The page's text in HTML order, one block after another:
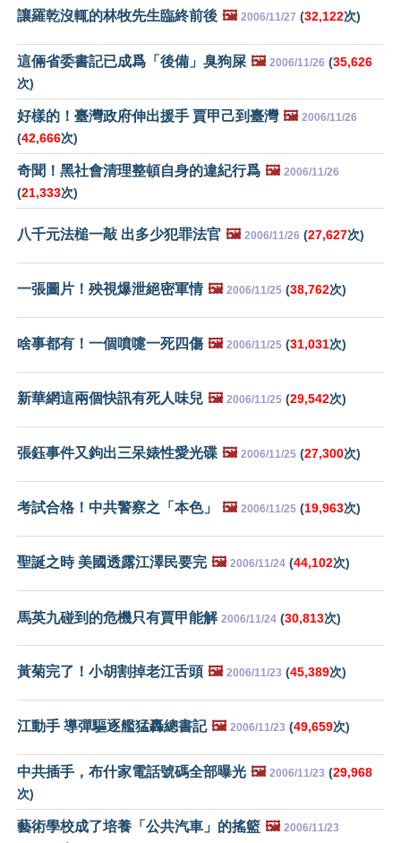
讓羅乾沒輒的林牧先生臨終前後 🖼️ 2006/11/27 (32,122次)
這倆省委書記已成爲「後備」臭狗屎 🖼️ 2006/11/26 (35,626
次)
好樣的！臺灣政府伸出援手 賈甲己到臺灣 🖼️ 2006/11/26
(42,666次)
奇聞！黑社會清理整頓自身的違紀行爲 🖼️ 2006/11/26
(21,333次)
八千元法槌一敲 出多少犯罪法官 🖼️ 2006/11/26 (27,627次)
一張圖片！殃視爆泄絕密軍情 🖼️ 2006/11/25 (38,762次)
啥事都有！一個噴嚏一死四傷 🖼️ 2006/11/25 (31,031次)
新華網這兩個快訊有死人味兒 🖼️ 2006/11/25 (29,542次)
張鈺事件又鉤出三呆婊性愛光碟 🖼️ 2006/11/25 (27,300次)
考試合格！中共警察之「本色」 🖼️ 2006/11/25 (19,963次)
聖誕之時 美國透露江澤民要完 🖼️ 2006/11/24 (44,102次)
馬英九碰到的危機只有賈甲能解 2006/11/24 (30,813次)
黃菊完了！小胡割掉老江舌頭 🖼️ 2006/11/23 (45,389次)
江動手 導彈驅逐艦猛轟總書記 🖼️ 2006/11/23 (49,659次)
中共插手，布什家電話號碼全部曝光 🖼️ 2006/11/23 (29,968
次)
藝術學校成了培養「公共汽車」的搖籃 🖼️ 2006/11/23